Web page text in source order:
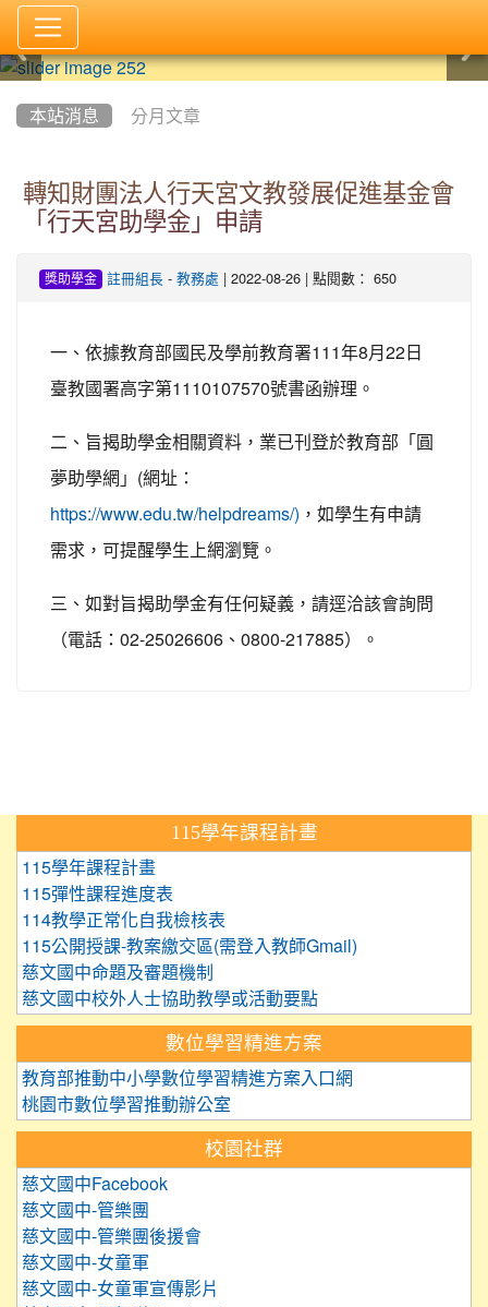
本站消息 分月文章
轉知財團法人行天宮文教發展促進基金會
「行天宮助學金」申請
獎助學金 註冊組長- 教務處 | 2022-08-26 | 點閱數： 650
一、依據教育部國民及學前教育署111年8月 22 日
臺教國署高字第1110107570號書函辦理。
二、旨揭助學金相關資料，業已刊登於教育部「圓
夢助學網」 (網址：
https://www.edu.tw/helpdreams/) ，如學生有申請
需求，可提醒學生上網瀏覽。
三、如對旨揭助學金有任何疑義，請逕洽該會詢問
（電話： 02-25026606 、 0800-217885）。
115學年課程計畫
115學年課程計畫
115彈性課程進度表
114教學正常化自我檢核表
115公開授課-教案繳交區(需登入教師Gmail)
慈文國中命題及審題機制
慈文國中校外人士協助教學或活動要點
數位學習精進方案
教育部推動中小學數位學習精進方案入口網
桃園市數位學習推動辦公室
校園社群
慈文國中Facebook
慈文國中-管樂團
慈文國中-管樂團後援會
慈文國中-女童軍
慈文國中-女童軍宣傳影片